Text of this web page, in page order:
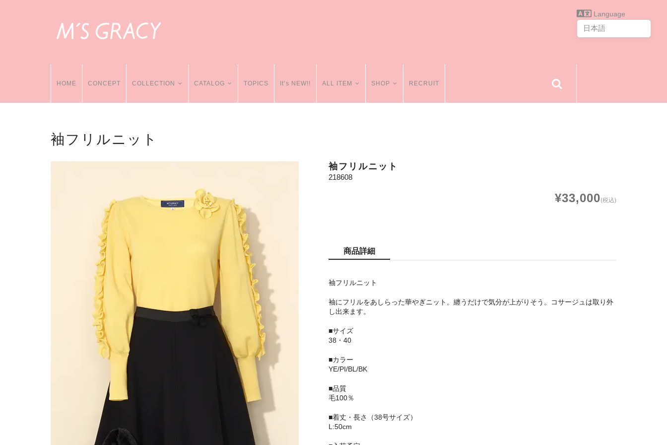
Language
HOME CONCEPT COLLECTION CATALOG TOPICS It’s NEW!! ALL ITEM SHOP RECRUIT
袖フリルニット
袖フリルニット
218608
¥33,000(税込)
商品詳細
袖フリルニット
袖にフリルをあしらった華やぎニット。纏うだけで気分が上がりそう。コサージュは取り外
し出来ます。
■サイズ
38・40
■カラー
YE/PI/BL/BK
■品質
毛100％
■着丈・長さ（38号サイズ）
L:50cm